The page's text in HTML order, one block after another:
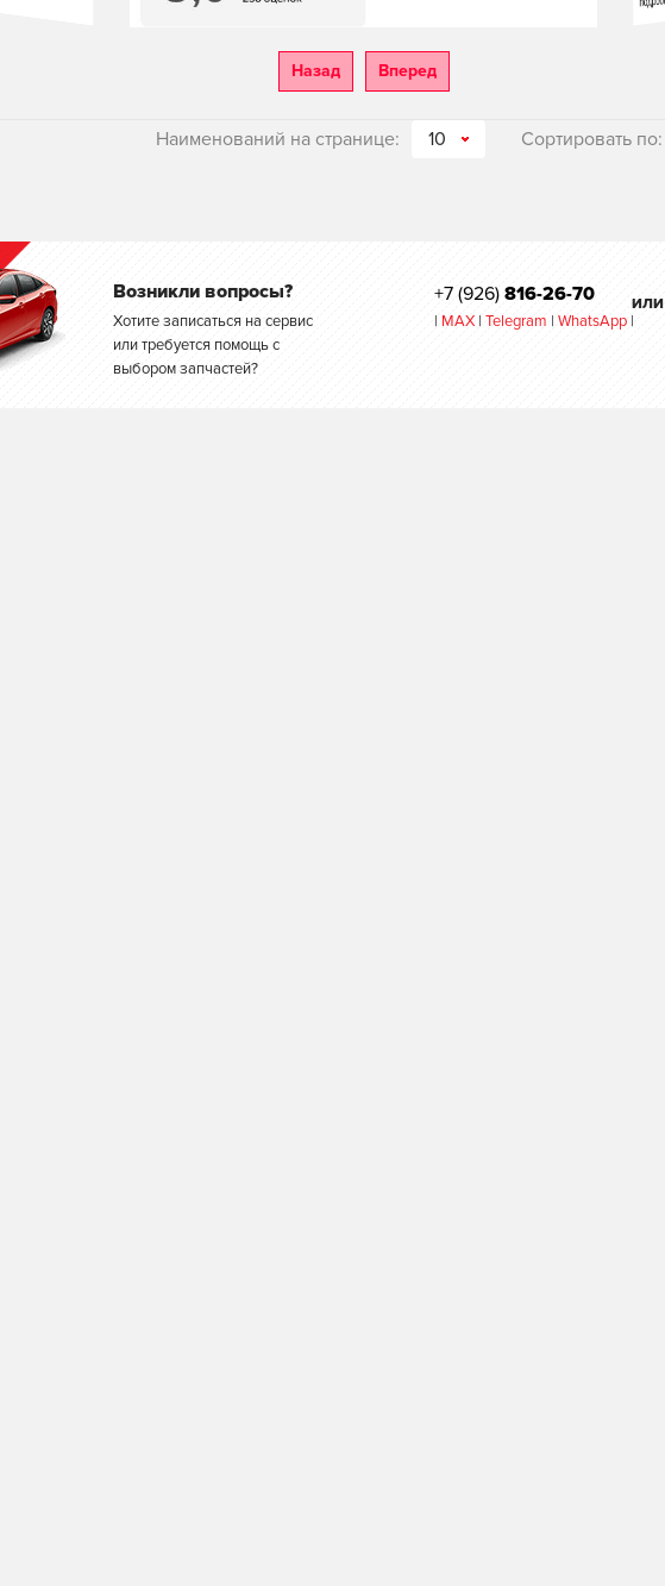
Назад Вперед
Наименований на странице: 10 Сортировать по:
Возникли вопросы?
Хотите записаться на сервис
или требуется помощь с
выбором запчастей?
+7 (926) 816-26-70
| MAX | Telegram | WhatsApp |
ИЛИ